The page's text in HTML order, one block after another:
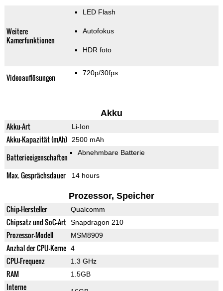
Weitere
Kamerfunktionen
LED Flash
Autofokus
HDR foto
Videoauflösungen 720p/30fps
Akku
Akku-Art Li-Ion
Akku-Kapazität (mAh) 2500 mAh
Batterieeigenschaften Abnehmbare Batterie
Max. Gesprächsdauer 14 hours
Prozessor, Speicher
Chip-Hersteller Qualcomm
Chipsatz und SoC-Art Snapdragon 210
Prozessor-Modell MSM8909
Anzhal der CPU-Kerne 4
CPU-Frequenz 1.3 GHz
RAM 1.5GB
Interne